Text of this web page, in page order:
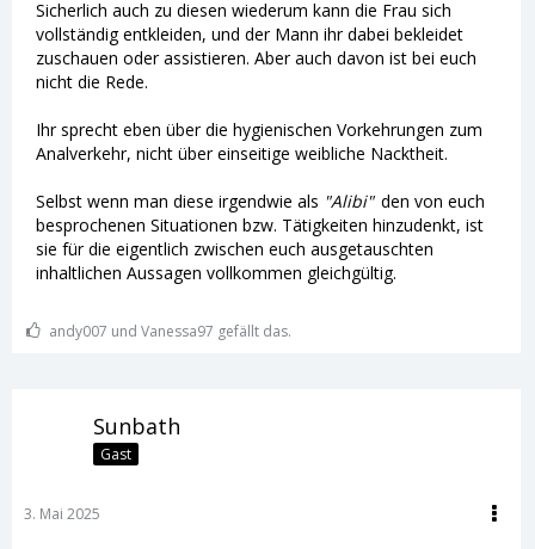
Sicherlich auch zu diesen wiederum kann die Frau sich
vollständig entkleiden, und der Mann ihr dabei bekleidet
zuschauen oder assistieren. Aber auch davon ist bei euch
nicht die Rede.
Ihr sprecht eben über die hygienischen Vorkehrungen zum
Analverkehr, nicht über einseitige weibliche Nacktheit.
Selbst wenn man diese irgendwie als "Alibi" den von euch
besprochenen Situationen bzw. Tätigkeiten hinzudenkt, ist
sie für die eigentlich zwischen euch ausgetauschten
inhaltlichen Aussagen vollkommen gleichgültig.
andy007 und Vanessa97 gefällt das.
Sunbath
Gast
3. Mai 2025